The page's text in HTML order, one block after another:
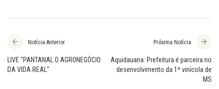
Notícia Anterior
LIVE "PANTANAL O AGRONEGÓCIO
DA VIDA REAL"
Próxima Notícia
Aquidauana: Prefeitura é parceira no
desenvolvimento da 1ª vinícola de
MS